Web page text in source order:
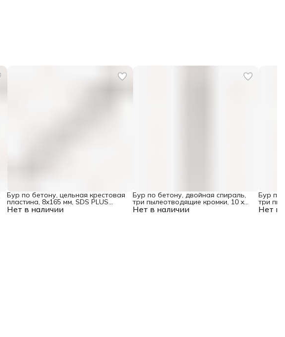
Нет в наличии
Бур по бетону, цельная крестовая
пластина, 8x165 мм, SDS PLUS
Denzel Нет в наличии
Бур по бетону, двойная спираль,
три пылеотводящие кромки, 10 x
160 мм DENZEL Нет в
Бур по
три
мм